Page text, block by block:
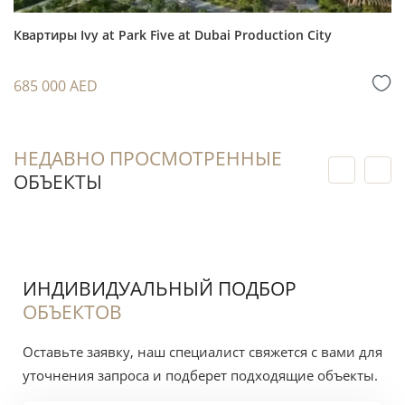
воды.
Покупка на этапе строительства позволяет
выстроить финансовый план до передачи
Квартира с 1 спальней — понятный формат
как для долгосрочной аренды, так и для
На будущую ликвидность влияют
расположение в проекте, состояние рынка на
объектов, условия оплаты и качество
управления недвижимостью.
Квартиры Ivy at Park Five at Dubai Production City
685 000 AED
НЕДАВНО ПРОСМОТРЕННЫЕ
ОБЪЕКТЫ
ИНДИВИДУАЛЬНЫЙ ПОДБОР
ОБЪЕКТОВ
Оставьте заявку, наш специалист свяжется с вами для
уточнения запроса и подберет подходящие объекты.